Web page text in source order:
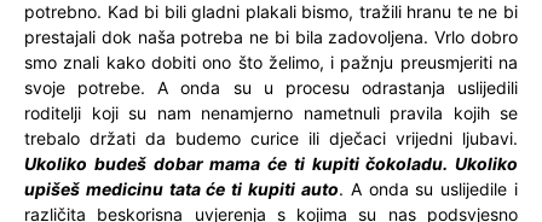
potrebno. Kad bi bili gladni plakali bismo, tražili hranu te ne bi
prestajali dok naša potreba ne bi bila zadovoljena. Vrlo dobro
smo znali kako dobiti ono što želimo, i pažnju preusmjeriti na
svoje potrebe. A onda su u procesu odrastanja uslijedili
roditelji koji su nam nenamjerno nametnuli pravila kojih se
trebalo držati da budemo curice ili dječaci vrijedni ljubavi.
Ukoliko budeš dobar mama će ti kupiti čokoladu. Ukoliko
upišeš medicinu tata će ti kupiti auto. A onda su uslijedile i
različita beskorisna uvjerenja s kojima su nas podsvjesno